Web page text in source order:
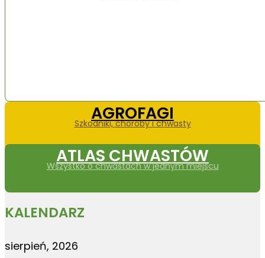
AGROFAGI
Szkodniki, choroby i chwasty
ATLAS CHWASTÓW
Wszystko o chwastach w jednym miejscu
KALENDARZ
sierpień, 2026